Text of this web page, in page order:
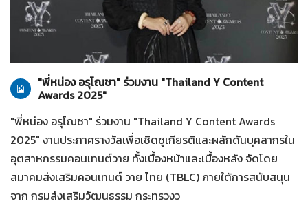
28-07-2569
"พี่หน่อง อรุโณชา" ร่วมงาน "Thailand Y Content
Awards 2025"
"พี่หน่อง อรุโณชา" ร่วมงาน "Thailand Y Content Awards
2025" งานประกาศรางวัลเพื่อเชิดชูเกียรติและผลักดันบุคลากรใน
อุตสาหกรรมคอนเทนต์วาย ทั้งเบื้องหน้าและเบื้องหลัง จัดโดย
สมาคมส่งเสริมคอนเทนต์ วาย ไทย (TBLC) ภายใต้การสนับสนุน
จาก กรมส่งเสริมวัฒนธรรม กระทรวงว